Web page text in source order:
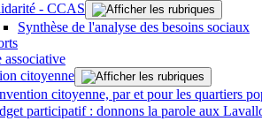
- CCAS
Synthèse de l'analyse des besoins sociaux
associative
citoyenne
citoyenne, par et pour les quartiers
participatif : donnons la parole aux